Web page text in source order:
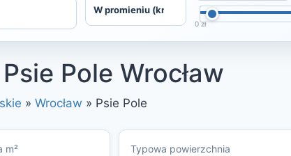
0 zł
Pole Wrocław
» Wrocław » Psie Pole
m² Typowa powierzchnia